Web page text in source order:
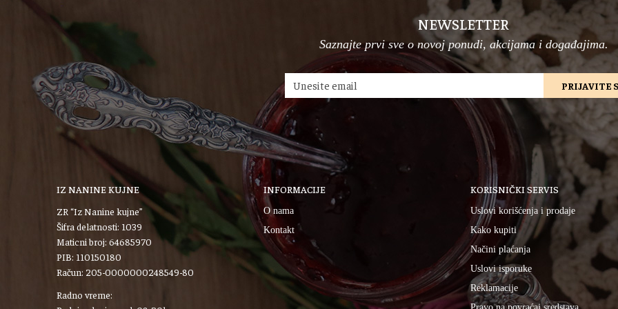
NEWSLETTER
Saznajte prvi sve o novoj ponudi, akcijama i događajima.
PRIJAVITE
IZ NANINE KUJNE
ZR “Iz Nanine kujne”
Šifra delatnosti: 1039
Maticni broj: 64685970
PIB: 110150180
Račun: 205-0000000248549-80
Radno vreme:
INFORMACIJE
O nama
Kontakt
KORISNIČKI SERVIS
Uslovi korišćenja i prodaje
Kako kupiti
Načini plaćanja
Uslovi isporuke
Reklamacije